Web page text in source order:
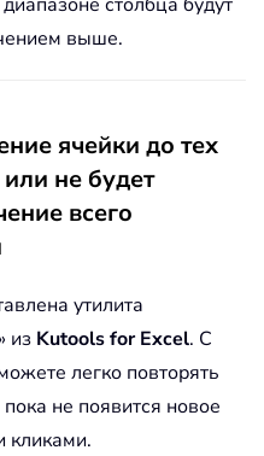
столбца будут
выше.
ячейки до тех
не будет
всего
утилита
» из Kutools for Excel. С
легко повторять
не появится новое
кликами.